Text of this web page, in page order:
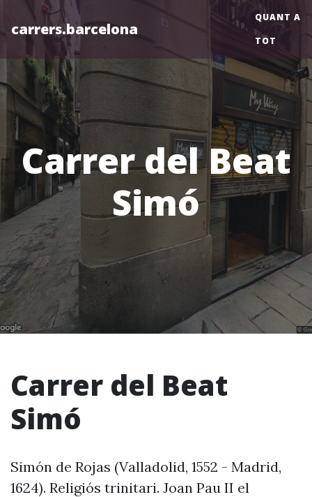
carrers.barcelona
QUANT A
TOT
Carrer del Beat
Simó
Carrer del Beat
Simó
Simón de Rojas (Valladolid, 1552 - Madrid,
1624). Religiós trinitari. Joan Pau II el